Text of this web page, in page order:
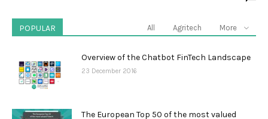
POPULAR All Agritech More
Overview of the Chatbot FinTech Landscape
23 December 2016
The European Top 50 of the most valued